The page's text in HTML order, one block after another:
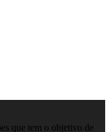
que tem o objetivo de